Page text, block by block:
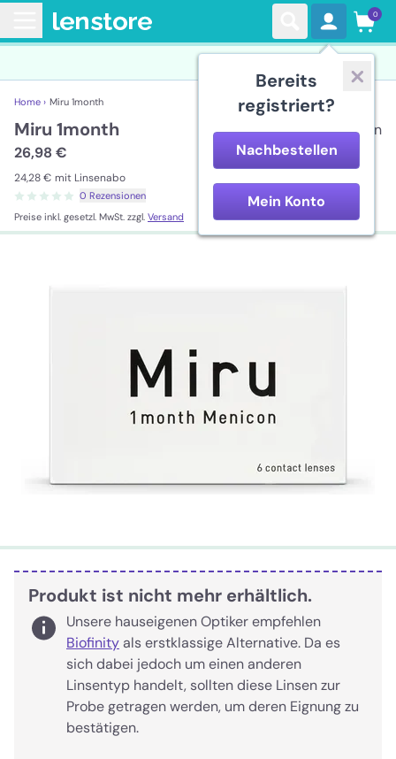
Bereits
registriert?
Nachbestellen
Mein Konto
0
Home › Miru 1month
Miru 1month
26,98 €
24,28 € mit Linsenabo
0 Rezensionen
Preise inkl. gesetzl. MwSt. zzgl. Versand
6 Linsen
Produkt ist nicht mehr erhältlich.
Unsere hauseigenen Optiker empfehlen
Biofinityals erstklassige Alternative. Da es
sich dabei jedoch um einen anderen
Linsentyp handelt, sollten diese Linsen zur
Probe getragen werden, um deren Eignung zu
bestätigen.